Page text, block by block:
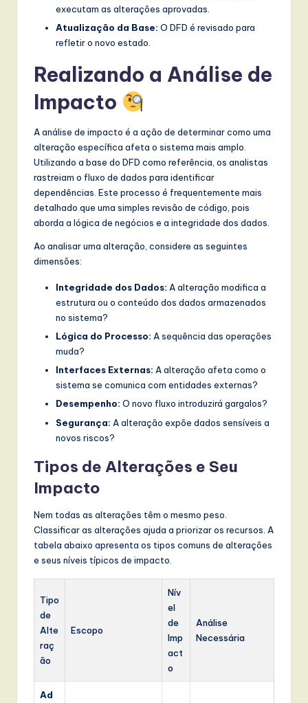
executam as alterações aprovadas.
Atualização da Base: O DFD é revisado para
refletir o novo estado.
Realizando a Análise de
Impacto
A análise de impacto é a ação de determinar como uma
alteração específica afeta o sistema mais amplo.
Utilizando a base do DFD como referência, os analistas
rastreiam o fluxo de dados para identificar
dependências. Este processo é frequentemente mais
detalhado que uma simples revisão de código, pois
aborda a lógica de negócios e a integridade dos dados.
Ao analisar uma alteração, considere as seguintes
dimensões:
Integridade dos Dados: A alteração modifica a
estrutura ou o conteúdo dos dados armazenados
no sistema?
Lógica do Processo: A sequência das operações
muda?
Interfaces Externas: A alteração afeta como o
sistema se comunica com entidades externas?
Desempenho: O novo fluxo introduzirá gargalos?
Segurança: A alteração expõe dados sensíveis a
novos riscos?
Tipos de Alterações e Seu
Impacto
Nem todas as alterações têm o mesmo peso.
Classificar as alterações ajuda a priorizar os recursos. A
tabela abaixo apresenta os tipos comuns de alterações
e seus níveis típicos de impacto.
Tipo
de
Alte
raç
ão
Escopo
Nív
el
de
Imp
act
o
Análise
Necessária
Ad